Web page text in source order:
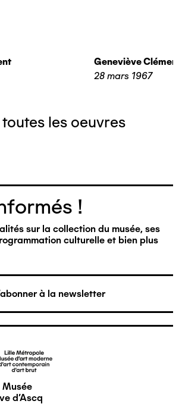
Geneviève Clément
28 mars 1967
les oeuvres
!
sur la collection du musée, ses
culturelle et bien plus
à la newsletter
Musée
d'Ascq